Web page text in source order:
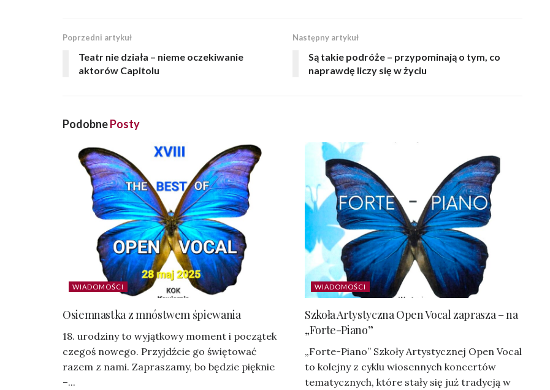
Poprzedni artykuł
Teatr nie działa – nieme oczekiwanie
aktorów Capitolu
Następny artykuł
Są takie podróże – przypominają o tym, co
naprawdę liczy się w życiu
PodobnePosty
WIADOMOŚCI
Osiemnastka z mnóstwem śpiewania
18. urodziny to wyjątkowy moment i początek
czegoś nowego. Przyjdźcie go świętować
razem z nami. Zapraszamy, bo będzie pięknie
–...
WIADOMOŚCI
Szkoła Artystyczna Open Vocal zaprasza – na
„Forte-Piano”
„Forte-Piano” Szkoły Artystycznej Open Vocal
to kolejny z cyklu wiosennych koncertów
tematycznych, które stały się już tradycją w